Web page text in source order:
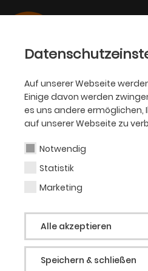
Auf unserer Webseite
Einige davon werden
es uns andere ermöglichen,
auf unserer Webseite zu
Notwendig
Statistik
Marketing
Alle akzeptieren
Speichern & schließen
27.01.2017 THEATER
Kooperation
Dortmund und
Kostenloser WLAN
Theaterkasse vernetzt